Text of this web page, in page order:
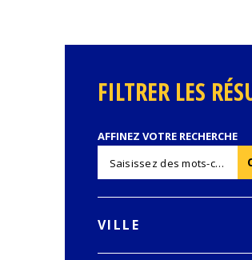
FILTRER LES
AFFINEZ VOTRE RECHERCHE
VILLE